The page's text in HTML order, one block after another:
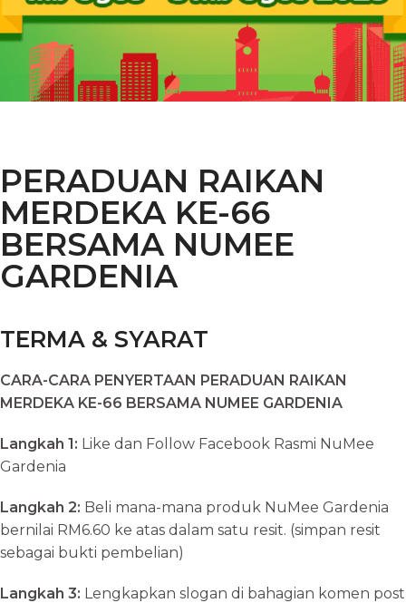
PERADUAN RAIKAN
MERDEKA KE-66
BERSAMA NUMEE
GARDENIA
TERMA & SYARAT
CARA-CARA PENYERTAAN PERADUAN RAIKAN
MERDEKA KE-66 BERSAMA NUMEE GARDENIA
Langkah 1: Like dan Follow Facebook Rasmi NuMee
Gardenia
Langkah 2: Beli mana-mana produk NuMee Gardenia
bernilai RM6.60 ke atas dalam satu resit. (simpan resit
sebagai bukti pembelian)
Langkah 3: Lengkapkan slogan di bahagian komen post